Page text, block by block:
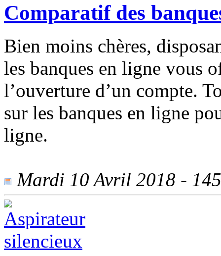
Comparatif des
Bien moins chères,
les banques en ligne vous
l’ouverture d’un compte.
sur les banques en ligne
ligne.
Mardi 10 Avril 2018 -